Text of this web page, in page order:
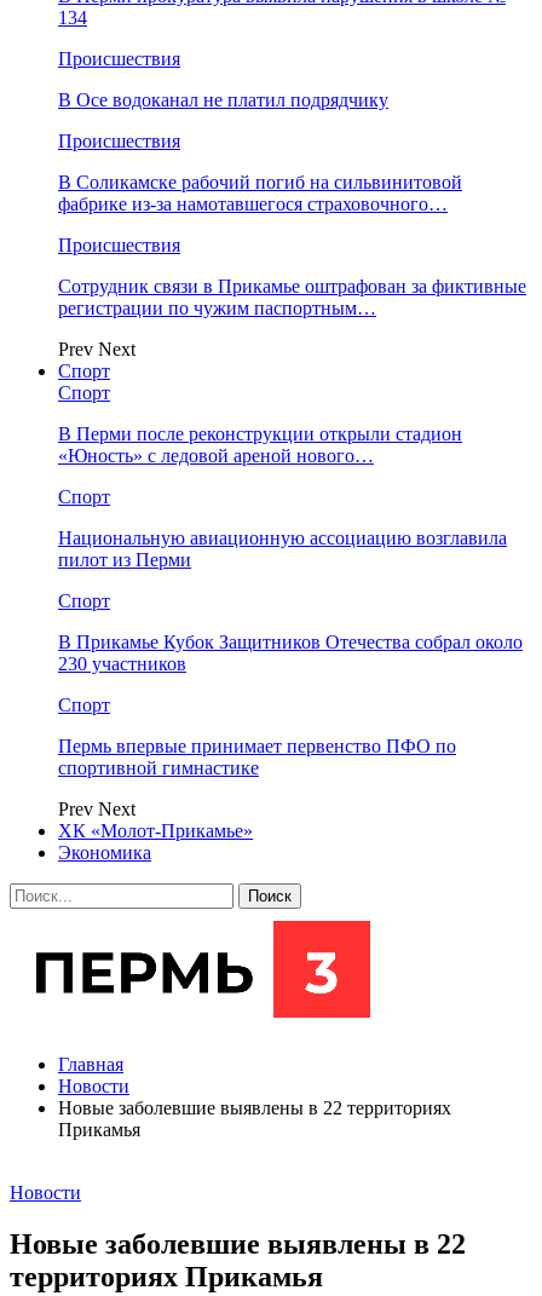
134
Происшествия
В Осе водоканал не платил подрядчику
Происшествия
В Соликамске рабочий погиб на сильвинитовой
фабрике из-за намотавшегося страховочного…
Происшествия
Сотрудник связи в Прикамье оштрафован за фиктивные
регистрации по чужим паспортным…
Prev Next
Спорт
Спорт
В Перми после реконструкции открыли стадион
«Юность» с ледовой ареной нового…
Спорт
Национальную авиационную ассоциацию возглавила
пилот из Перми
Спорт
В Прикамье Кубок Защитников Отечества собрал около
230 участников
Спорт
Пермь впервые принимает первенство ПФО по
спортивной гимнастике
Prev Next
ХК «Молот-Прикамье»
Экономика
Главная
Новости
Новые заболевшие выявлены в 22 территориях
Прикамья
Новости
Новые заболевшие выявлены в 22
территориях Прикамья